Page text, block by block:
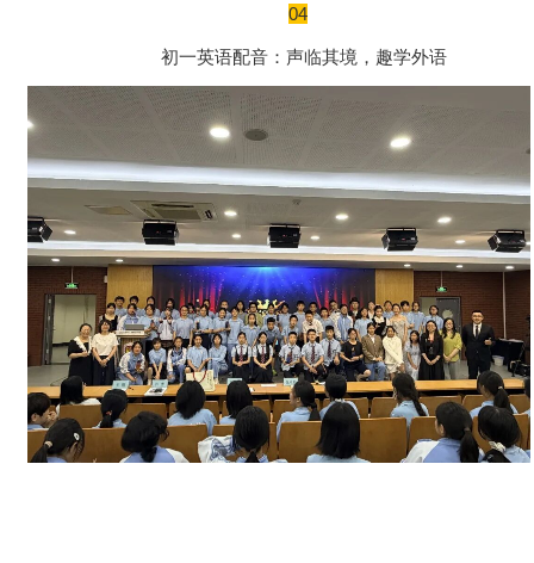
04
初一英语配音：声临其境，趣学外语